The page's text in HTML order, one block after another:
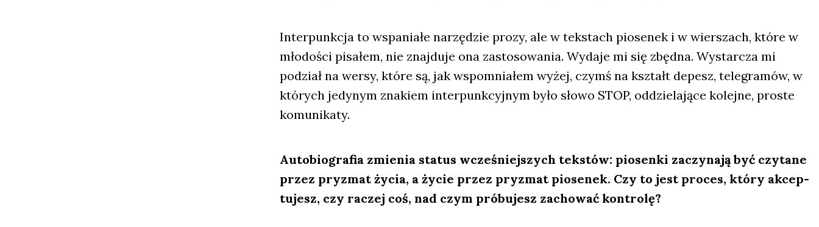
Inter­punk­cja to wspa­nia­łe narzę­dzie pro­zy, ale w tek­stach pio­se­nek i w wier­szach, któ­re w
mło­do­ści pisa­łem, nie znaj­du­je ona zasto­so­wa­nia. Wyda­je mi się zbęd­na. Wystar­cza mi
podział na wer­sy, któ­re są, jak wspo­mnia­łem wyżej, czymś na kształt depesz, tele­gra­mów, w
któ­rych jedy­nym zna­kiem inter­punk­cyj­nym było sło­wo STOP, oddzie­la­ją­ce kolej­ne, pro­ste
komu­ni­ka­ty.
Auto­bio­gra­fia zmie­nia sta­tus wcze­śniej­szych tek­stów: pio­sen­ki zaczy­na­ją być czy­ta­ne
przez pry­zmat życia, a życie przez pry­zmat pio­se­nek. Czy to jest pro­ces, któ­ry akcep­
tu­jesz, czy raczej coś, nad czym pró­bu­jesz zacho­wać kon­tro­lę?